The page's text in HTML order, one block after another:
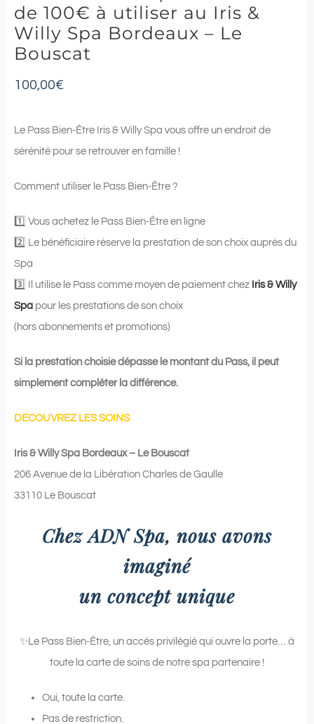
de 100€ à utiliser au Iris &
Willy Spa Bordeaux – Le
Bouscat
100,00€
Le Pass Bien-Être Iris & Willy Spa vous offre un endroit de
sérénité pour se retrouver en famille !
Comment utiliser le Pass Bien-Être ?
1️⃣ Vous achetez le Pass Bien-Être en ligne
2️⃣ Le bénéficiaire réserve la prestation de son choix auprès du
Spa
3️⃣ Il utilise le Pass comme moyen de paiement chez Iris & Willy
Spa pour les prestations de son choix
(hors abonnements et promotions)
Si la prestation choisie dépasse le montant du Pass, il peut
simplement compléter la différence.
DECOUVREZ LES SOINS
Iris & Willy Spa Bordeaux – Le Bouscat
206 Avenue de la Libération Charles de Gaulle
33110 Le Bouscat
Chez ADN Spa, nous avons
imaginé
un concept unique
✨Le Pass Bien-Être, un accès privilégié qui ouvre la porte… à
toute la carte de soins de notre spa partenaire !
Oui, toute la carte.
Pas de restriction.